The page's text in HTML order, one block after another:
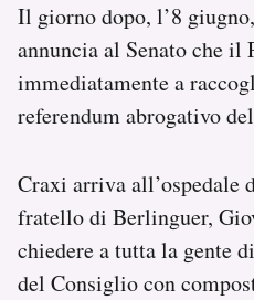
Il giorno dopo, l’8
annuncia al Senato che il
immediatamente a
referendum abrogativo
Craxi arriva all’ospedale
fratello di Berlinguer,
chiedere a tutta la gente
del Consiglio con